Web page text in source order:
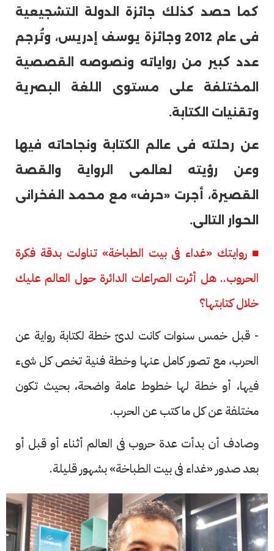
كما حصد كذلك جائزة الدولة التشجيعية
فى عام 2012 وجائزة يوسف إدريس، وتُرجم
عدد كبير من رواياته ونصوصه القصصية
المختلفة على مستوى اللغة البصرية
وتقنيات الكتابة.
عن رحلته فى عالم الكتابة ونجاحاته فيها
وعن رؤيته لعالمى الرواية والقصة
القصيرة، أجرت «حرف» مع محمد الفخرانى
الحوار التالى.
■ روايتك «غداء فى بيت الطباخة» تناولت بدقة فكرة
الحروب.. هل أثرت الصراعات الدائرة حول العالم عليك
خلال كتابتها؟
- قبل خمس سنوات كانت لدىّ خطة لكتابة رواية عن
الحرب، مع تصور كامل عنها وخطة فنية تخص كل شىء
فيها، أو خطة لها خطوط عامة واضحة، بحيث تكون
مختلفة عن كل ما كتب عن الحرب.
وصادف أن بدأت عدة حروب فى العالم أثناء أو قبل أو
بعد صدور «غداء فى بيت الطباخة» بشهور قليلة.